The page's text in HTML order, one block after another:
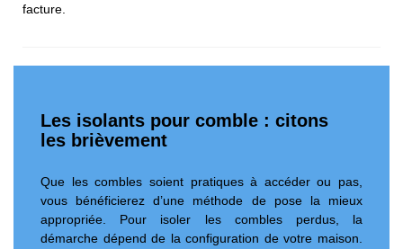
facture.
Les isolants pour comble : citons
les brièvement
Que les combles soient pratiques à accéder ou pas,
vous bénéficierez d’une méthode de pose la mieux
appropriée. Pour isoler les combles perdus, la
démarche dépend de la configuration de votre maison.